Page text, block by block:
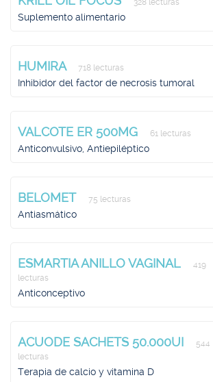
328 lecturas
Suplemento alimentario
HUMIRA 718 lecturas
Inhibidor del factor de necrosis tumoral
VALCOTE ER 500MG 61 lecturas
Anticonvulsivo, Antiepiléptico
BELOMET 75 lecturas
Antiasmático
ESMARTIA ANILLO VAGINAL
419
lecturas
Anticonceptivo
ACUODE SACHETS 50.000UI
544
lecturas
Terapia de calcio y vitamina D